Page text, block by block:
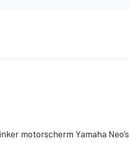
motorscherm Yamaha Neo’s